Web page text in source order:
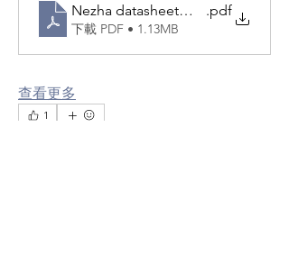
Nezha datasheet中文版
.pdf
下載 PDF • 1.13MB
查看更多
1
關於